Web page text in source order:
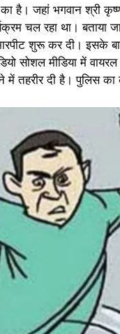
है। जहां भगवान श्री
चल रहा था। बताया
शुरू कर दी। इसके
सोशल मीडिया में
तहरीर दी है। पुलिस